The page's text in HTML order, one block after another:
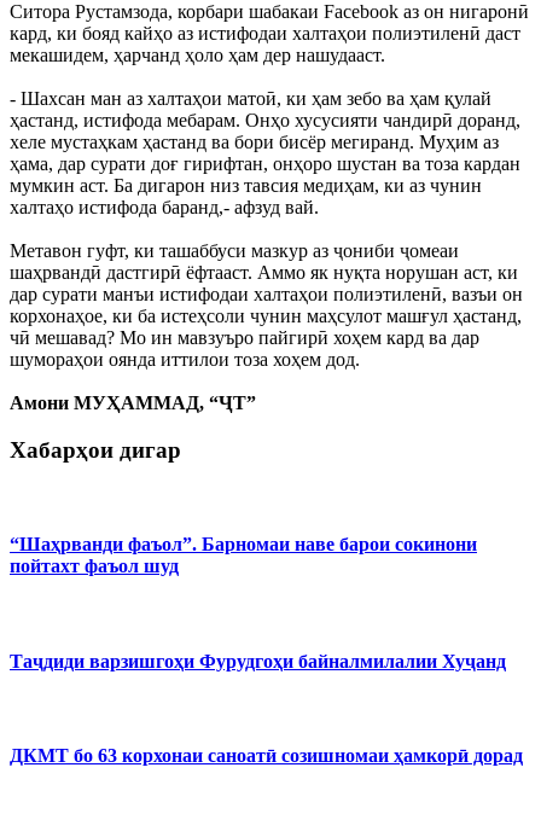
Ситора Рустамзода, корбари шабакаи Facebook аз он нигаронӣ
кард, ки бояд кайҳо аз истифодаи халтаҳои полиэтиленӣ даст
мекашидем, ҳарчанд ҳоло ҳам дер нашудааст.
- Шахсан ман аз халтаҳои матоӣ, ки ҳам зебо ва ҳам қулай
ҳастанд, истифода мебарам. Онҳо хусусияти чандирӣ доранд,
хеле мустаҳкам ҳастанд ва бори бисёр мегиранд. Муҳим аз
ҳама, дар сурати доғ гирифтан, онҳоро шустан ва тоза кардан
мумкин аст. Ба дигарон низ тавсия медиҳам, ки аз чунин
халтаҳо истифода баранд,- афзуд вай.
Метавон гуфт, ки ташаббуси мазкур аз ҷониби ҷомеаи
шаҳрвандӣ дастгирӣ ёфтааст. Аммо як нуқта норушан аст, ки
дар сурати манъи истифодаи халтаҳои полиэтиленӣ, вазъи он
корхонаҳое, ки ба истеҳсоли чунин маҳсулот машғул ҳастанд,
чӣ мешавад? Мо ин мавзуъро пайгирӣ хоҳем кард ва дар
шумораҳои оянда иттилои тоза хоҳем дод.
Амони МУҲАММАД, “ҶТ”
Хабарҳои дигар
“Шаҳрванди фаъол”. Барномаи наве барои сокинони
пойтахт фаъол шуд
Таҷдиди варзишгоҳи Фурудгоҳи байналмилалии Хуҷанд
ДКМТ бо 63 корхонаи саноатӣ созишномаи ҳамкорӣ дорад